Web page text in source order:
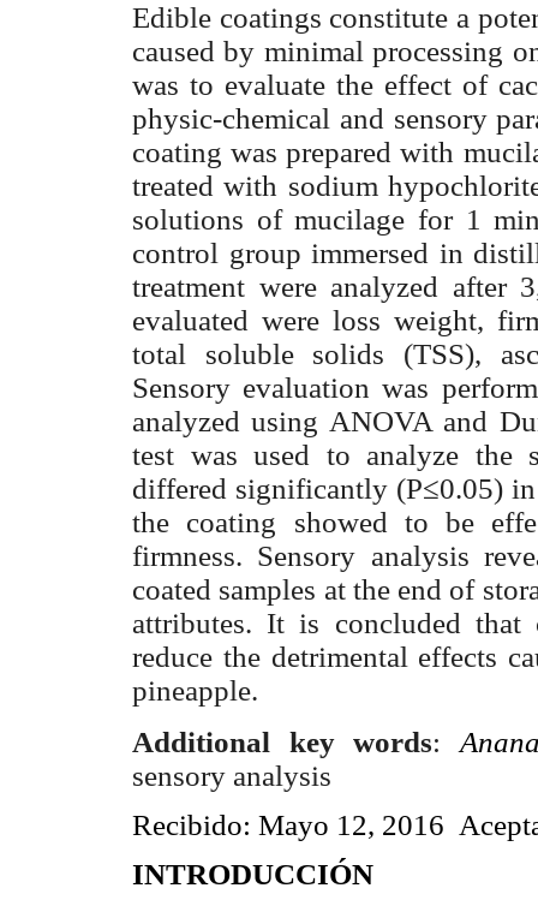
Edible coatings constitute a
caused by minimal processing
was to evaluate the effect of
physic-chemical and sensory
coating was prepared with
treated with sodium
solutions of mucilage for 1
control group immersed in
treatment were analyzed after
evaluated were loss weight,
total soluble solids (TSS),
Sensory evaluation was
analyzed using ANOVA and
test was used to analyze the
differed significantly (P≤0.05) in
the coating showed to be
firmness. Sensory analysis
coated samples at the end of
attributes. It is concluded
reduce the detrimental effects
pineapple.
Additional key words:
sensory analysis
Recibido: Mayo 12, 2016
INTRODUCCIÓN